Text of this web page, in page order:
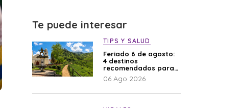
Te puede interesar
TIPS Y SALUD
Feriado 6 de agosto:
4 destinos
recomendados para
disfrutar el descanso
06 Ago 2026